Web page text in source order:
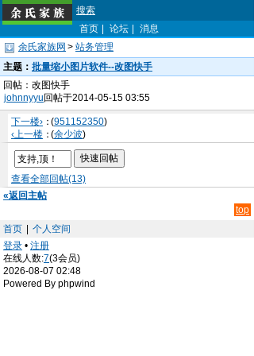
搜索
首页
论坛
消息
余氏家族网 > 站务管理
主题： 批量缩小图片软件--改图快手
回帖：改图快手
johnnyyu 回帖于2014-05-15 03:55
下一楼› ：(951152350)
‹上一楼 ：(余少波)
查看全部回帖(13)
«返回主帖
top
首页
个人空间
登录 • 注册
在线人数:7(3会员)
2026-08-07 02:48
Powered By phpwind